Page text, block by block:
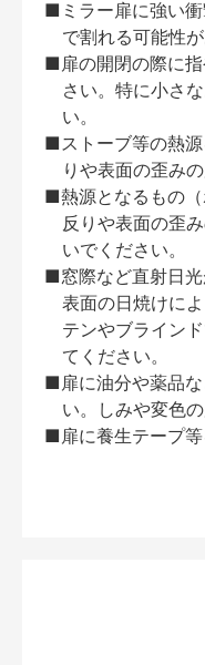
■ミラー扉に強い
で割れる可能性が
■扉の開閉の際に
さい。特に小さ
い。
■ストーブ等の熱
りや表面の歪み
■熱源となるもの
反りや表面の歪
いでください。
■窓際など直射日光
表面の日焼けに
テンやブライン
てください。
■扉に油分や薬品
い。しみや変色
■扉に養生テープ等